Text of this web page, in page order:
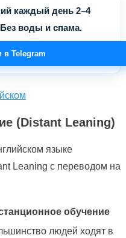
каждый день 2–4
воды и спама.
в Telegram
(Distant Leaning)
языке
Leaning с переводом на
обучение
людей ходят в